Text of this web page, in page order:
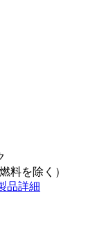
料を除く）
品詳細